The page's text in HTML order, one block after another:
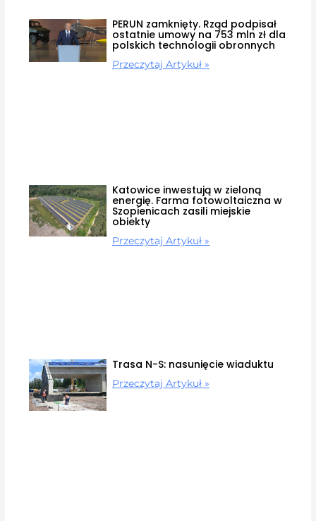
PERUN zamknięty. Rząd podpisał
ostatnie umowy na 753 mln zł dla
polskich technologii obronnych
Przeczytaj Artykuł »
Katowice inwestują w zieloną
energię. Farma fotowoltaiczna w
Szopienicach zasili miejskie
obiekty
Przeczytaj Artykuł »
Trasa N-S: nasunięcie wiaduktu
Przeczytaj Artykuł »